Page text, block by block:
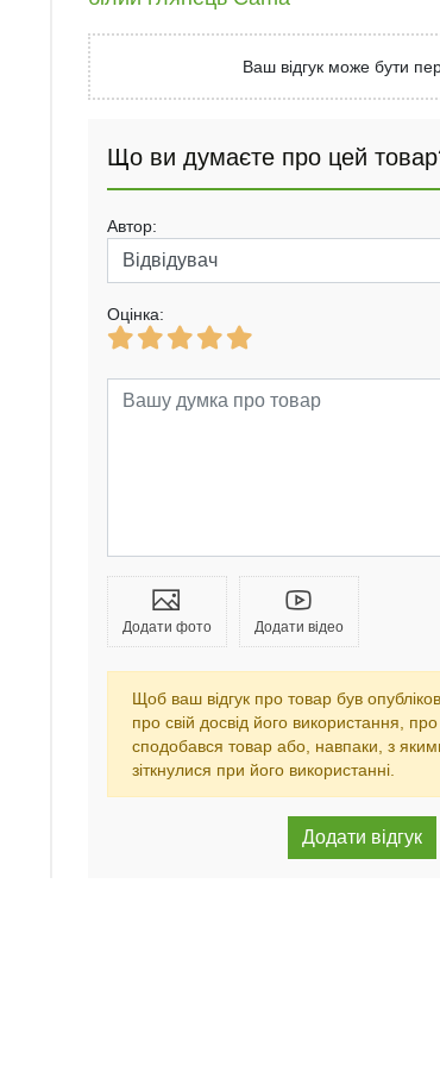
Ваш відгук може бути
Що ви думаєте про цей
Автор:
Оцінка:
Додати фото Додати відео
Щоб ваш відгук про товар був
про свій досвід його використання,
сподобався товар або, навпаки, з
зіткнулися при його використанні.